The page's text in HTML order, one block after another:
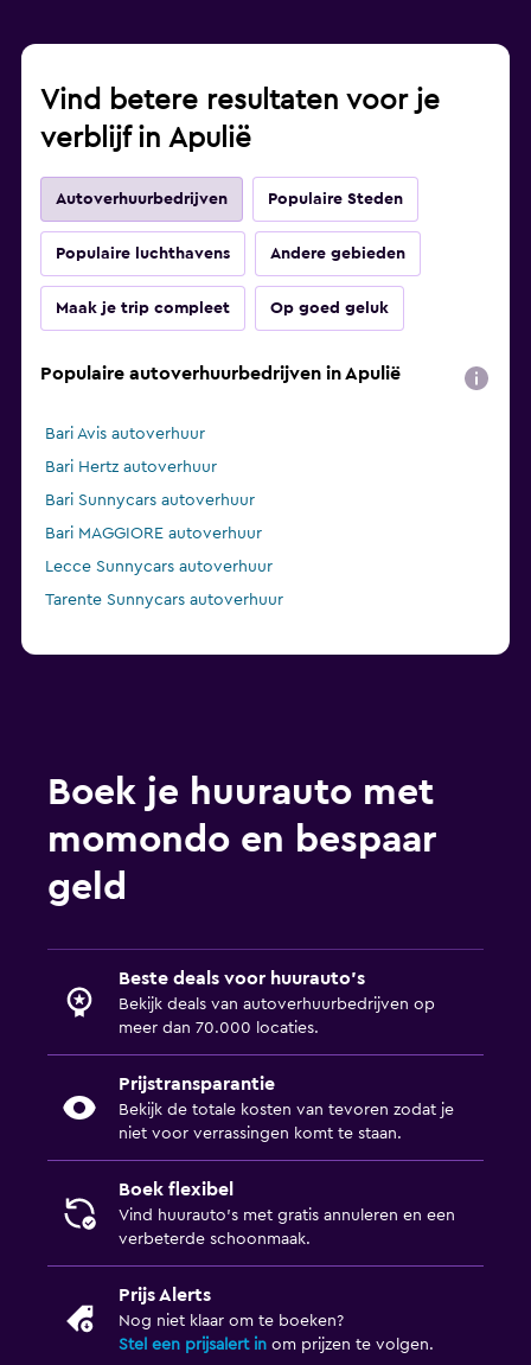
Vind betere resultaten voor je
verblijf in Apulië
Autoverhuurbedrijven Populaire Steden
Populaire luchthavens Andere gebieden
Maak je trip compleet Op goed geluk
Populaire autoverhuurbedrijven in Apulië
Bari Avis autoverhuur
Bari Hertz autoverhuur
Bari Sunnycars autoverhuur
Bari MAGGIORE autoverhuur
Lecce Sunnycars autoverhuur
Tarente Sunnycars autoverhuur
Boek je huurauto met
momondo en bespaar
geld
Beste deals voor huurauto's
Bekijk deals van autoverhuurbedrijven op
meer dan 70.000 locaties.
Prijstransparantie
Bekijk de totale kosten van tevoren zodat je
niet voor verrassingen komt te staan.
Boek flexibel
Vind huurauto's met gratis annuleren en een
verbeterde schoonmaak.
Prijs Alerts
Nog niet klaar om te boeken?
Stel een prijsalert in om prijzen te volgen.